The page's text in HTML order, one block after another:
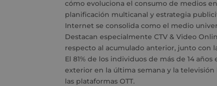
cómo evoluciona el consumo de medios
planificación multicanal y estrategia
Internet se consolida como el medio
Destacan especialmente CTV & Video
respecto al acumulado anterior, junto con
El 81% de los individuos de más de 14
exterior en la última semana y la
las plataformas OTT.